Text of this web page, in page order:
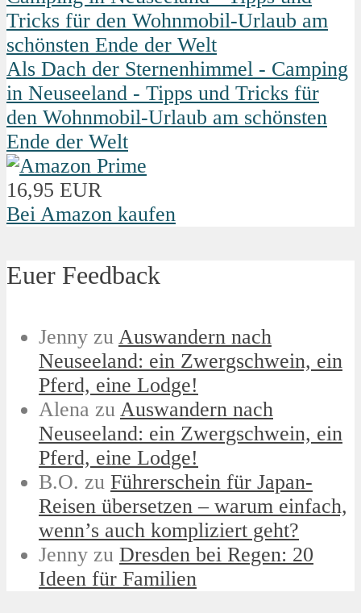
Als Dach der Sternenhimmel - Camping
in Neuseeland - Tipps und Tricks für
den Wohnmobil-Urlaub am schönsten
Ende der Welt
16,95 EUR
Bei Amazon kaufen
Euer Feedback
Jenny zu Auswandern nach
Neuseeland: ein Zwergschwein, ein
Pferd, eine Lodge!
Alena zu Auswandern nach
Neuseeland: ein Zwergschwein, ein
Pferd, eine Lodge!
B.O. zu Führerschein für Japan-
Reisen übersetzen – warum einfach,
wenn’s auch kompliziert geht?
Jenny zu Dresden bei Regen: 20
Ideen für Familien